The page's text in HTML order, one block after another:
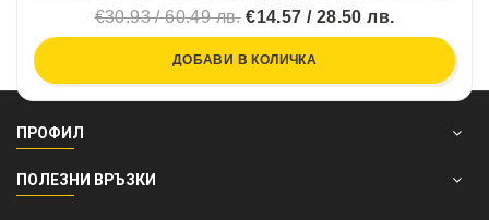
€30.93 / 60.49 лв.€14.57 / 28.50 лв.
ДОБАВИ В КОЛИЧКА
ПРОФИЛ
ПОЛЕЗНИ ВРЪЗКИ